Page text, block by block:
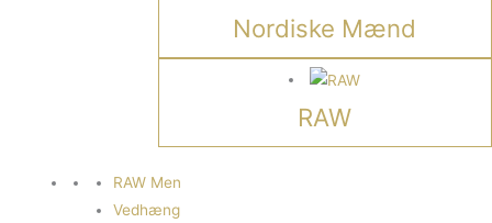
Nordiske Mænd
RAW
RAW Men
Vedhæng